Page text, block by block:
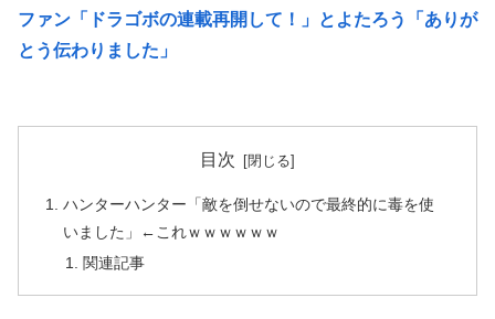
ファン「ドラゴボの連載再開して！」とよたろう「ありが
とう伝わりました」
目次
ハンターハンター「敵を倒せないので最終的に毒を使
いました」←これｗｗｗｗｗｗ
関連記事